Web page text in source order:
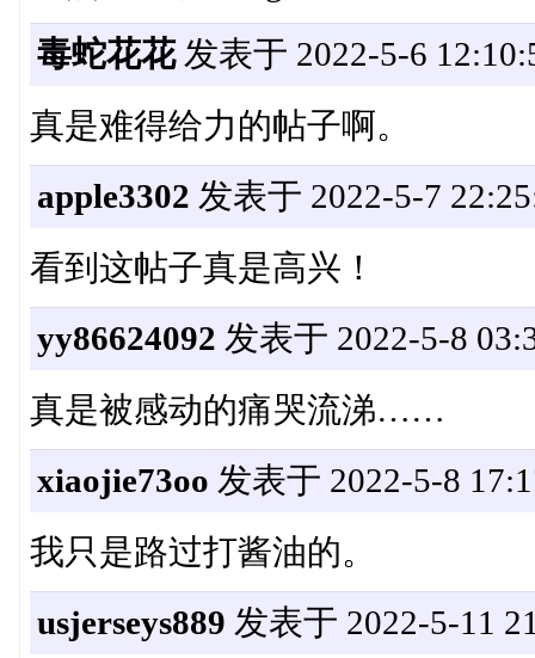
毒蛇花花发表于 2022-5-6
真是难得给力的帖子啊。
apple3302 发表于 2022-5-7
看到这帖子真是高兴！
yy86624092 发表于 2022-5-8
真是被感动的痛哭流涕……
xiaojie73oo 发表于 2022-5-8
我只是路过打酱油的。
usjerseys889 发表于 2022-5-11